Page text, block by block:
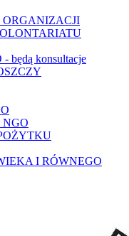
- będą konsultacje
NGO
I RÓWNEGO